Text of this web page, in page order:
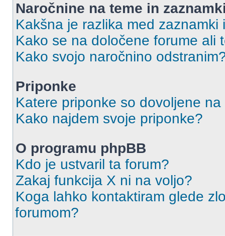
Naročnine na teme in
Kakšna je razlika med
Kako se na določene forume ali
Kako svojo naročnino
Priponke
Katere priponke so dovoljene
Kako najdem svoje priponke?
O programu phpBB
Kdo je ustvaril ta forum?
Zakaj funkcija X ni na voljo?
Koga lahko kontaktiram glede
forumom?